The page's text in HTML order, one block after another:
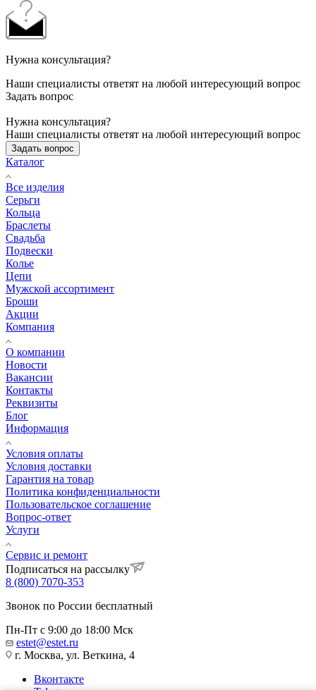
Нужна консультация?
Наши специалисты ответят на любой интересующий вопрос
Задать вопрос
Нужна консультация?
Наши специалисты ответят на любой интересующий вопрос
Задать вопрос
Каталог
Все изделия
Серьги
Кольца
Браслеты
Свадьба
Подвески
Колье
Цепи
Мужской ассортимент
Броши
Акции
Компания
О компании
Новости
Вакансии
Контакты
Реквизиты
Блог
Информация
Условия оплаты
Условия доставки
Гарантия на товар
Политика конфиденциальности
Пользовательское соглашение
Вопрос-ответ
Услуги
Сервис и ремонт
Подписаться на рассылку
8 (800) 7070-353
Звонок по России бесплатный
Пн-Пт с 9:00 до 18:00 Мск
estet@estet.ru
г. Москва, ул. Веткина, 4
Вконтакте